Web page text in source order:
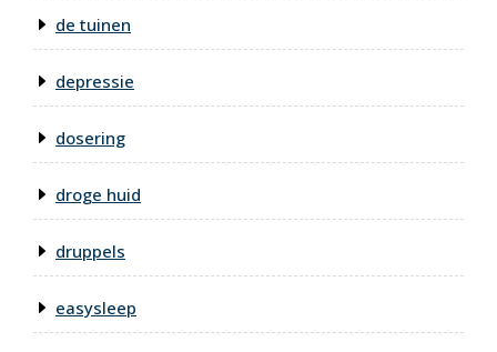
de tuinen
depressie
dosering
droge huid
druppels
easysleep